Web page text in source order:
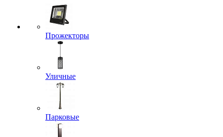
Прожекторы
Уличные
Парковые